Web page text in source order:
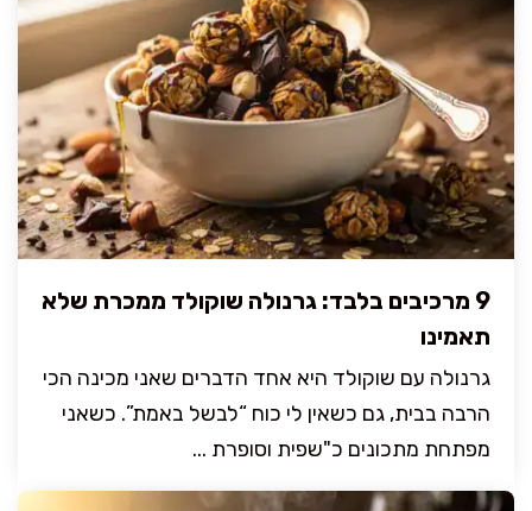
9 מרכיבים בלבד: גרנולה שוקולד ממכרת שלא
תאמינו
גרנולה עם שוקולד היא אחד הדברים שאני מכינה הכי
הרבה בבית, גם כשאין לי כוח “לבשל באמת”. כשאני
מפתחת מתכונים כ"שפית וסופרת ...